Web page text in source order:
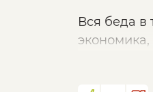
Вся беда в
Остался